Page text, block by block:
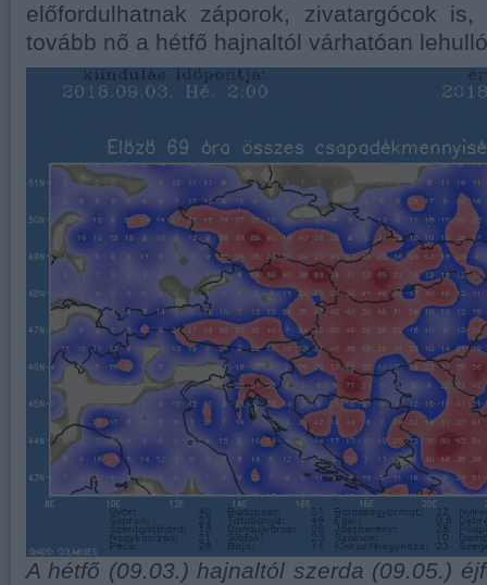
előfordulhatnak záporok, zivatargócok
tovább nő a hétfő hajnaltól várhatóan
A hétfő (09.03.) hajnaltól szerda (09.05.)